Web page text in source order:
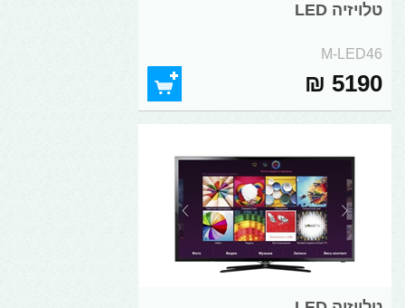
טלויזיה LED
M-LED46
5190 ₪